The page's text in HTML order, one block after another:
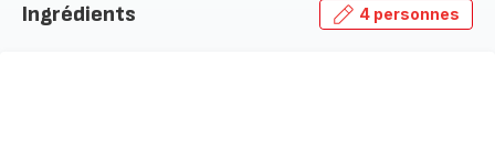
Ingrédients 4 personnes